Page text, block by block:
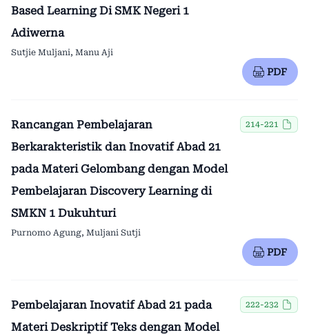
Based Learning Di SMK Negeri 1
Adiwerna
Sutjie Muljani, Manu Aji
PDF
Rancangan Pembelajaran
Berkarakteristik dan Inovatif Abad 21
pada Materi Gelombang dengan Model
Pembelajaran Discovery Learning di
SMKN 1 Dukuhturi
214-221
Purnomo Agung, Muljani Sutji
PDF
Pembelajaran Inovatif Abad 21 pada
Materi Deskriptif Teks dengan Model
222-232